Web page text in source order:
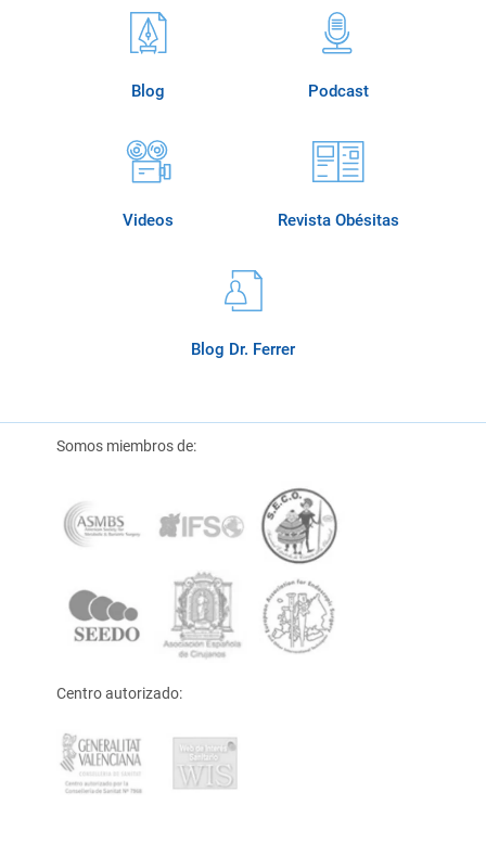
Blog Podcast
Videos Revista Obésitas
Blog Dr. Ferrer
Somos miembros de:
Centro autorizado: